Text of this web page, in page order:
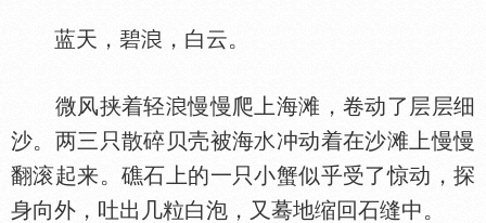
蓝天，碧 ，白云。
微风挟着轻
慢慢爬上海滩，卷动了层层细
沙。两三只散碎贝壳被海
冲动着在沙滩上慢慢
翻滚起来。礁石上的一只小蟹似乎受了惊动，探
身向外，吐出几粒白泡，又蓦地缩回石缝中。